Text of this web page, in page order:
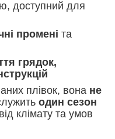
доступний для
промені та
грядок,
плівок, вона не
один сезон
клімату та умов